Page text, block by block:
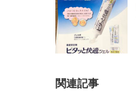
関連記事